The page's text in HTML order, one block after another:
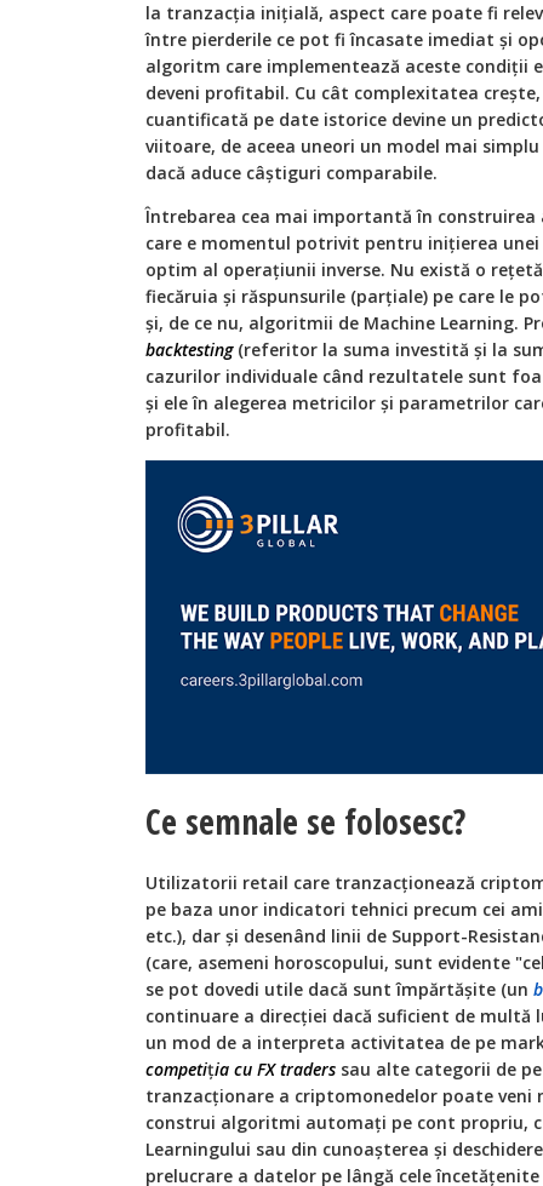
la tranzacţia iniţială, aspect care poate fi
între pierderile ce pot fi încasate imediat şi
algoritm care implementează aceste condiţii
deveni profitabil. Cu cât complexitatea
cuantificată pe date istorice devine un
viitoare, de aceea uneori un model mai
dacă aduce câştiguri comparabile.
Întrebarea cea mai importantă în
care e momentul potrivit pentru iniţierea
optim al operaţiunii inverse. Nu există o
fiecăruia şi răspunsurile (parţiale) pe care le
şi, de ce nu, algoritmii de Machine Learning.
backtesting(referitor la suma investită şi la
cazurilor individuale când rezultatele sunt
şi ele în alegerea metricilor şi parametrilor
profitabil.
Ce semnale se folosesc?
Utilizatorii retail care tranzacţionează
pe baza unor indicatori tehnici precum cei
etc.), dar şi desenând linii de Support-
(care, asemeni horoscopului, sunt evidente
se pot dovedi utile dacă sunt împărtăşite (un
continuare a direcţiei dacă suficient de multă
un mod de a interpreta activitatea de pe
competiţia cu FX traders sau alte categorii de
tranzacţionare a criptomonedelor poate veni
construi algoritmi automaţi pe cont propriu,
Learningului sau din cunoaşterea şi
prelucrare a datelor pe lângă cele